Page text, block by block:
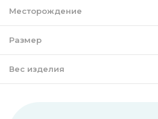
Месторождение
Размер
Вес изделия